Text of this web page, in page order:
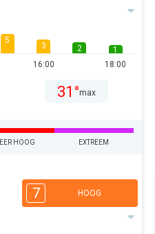
5
3
16:00
2
1
18:00
31°max
HOOG EXTREEM
7 HOOG